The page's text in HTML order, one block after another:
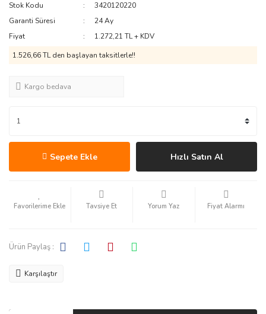
Stok Kodu
3420120220
Garanti Süresi
24 Ay
Fiyat
1.272,21 TL + KDV
1.526,66 TL den başlayan taksitlerle!!
Kargo bedava
Sepete Ekle Hızlı Satın Al
Tavsiye Et Yorum Yaz Fiyat Alarmı
Ürün Paylaş :
Karşılaştır